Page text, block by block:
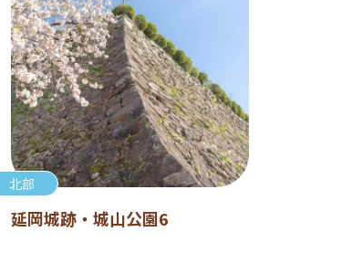
北部
延岡城跡・城山公園6